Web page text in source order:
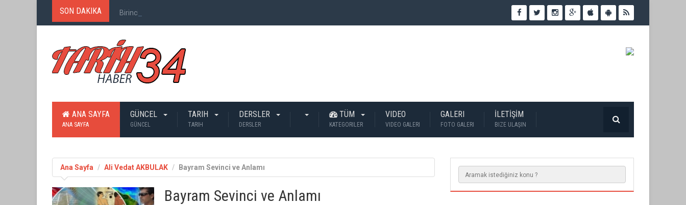
SON DAKIKA Birinci Dünya Savaşı`nda Ne Kadar İnsan Öldü?
ANA SAYFA
ANA SAYFA
GÜNCEL
GÜNCEL
TARIH
TARIH
DERSLER
DERSLER
TÜM
KATEGORILER
VIDEO
VIDEO GALERI
GALERI
FOTO GALERI
İLETİŞİM
BIZE ULAŞIN
Ana Sayfa Ali Vedat AKBULAK Bayram Sevinci ve Anlamı
Bayram Sevinci ve Anlamı